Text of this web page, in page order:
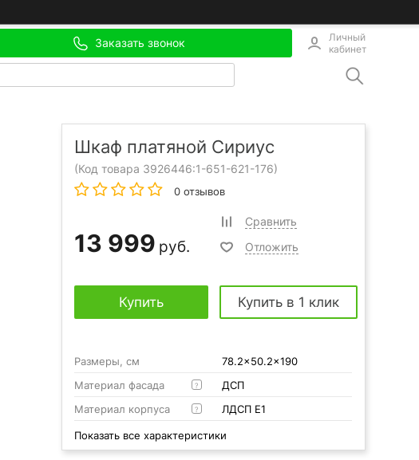
Заказать звонок
Личный
кабинет
Шкаф платяной Сириус
(Код товара 3926446:1-651-621-176)
0 отзывов
13 999 руб.
Сравнить
Отложить
Купить Купить в 1 клик
Размеры, см
78.2x50.2x190
Материал фасада
?
ДСП
Материал корпуса
? ЛДСП Е1
Показать все характеристики